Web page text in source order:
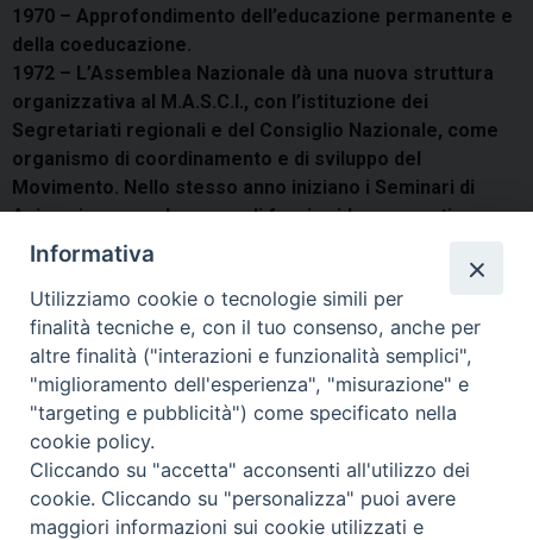
1970 – Approfondimento dell’educazione permanente e
della coeducazione.
1972 – L’Assemblea Nazionale dà una nuova struttura
organizzativa al M.A.S.C.I., con l’istituzione dei
Segretariati regionali e del Consiglio Nazionale, come
organismo di coordinamento e di sviluppo del
Movimento. Nello stesso anno iniziano i Seminari di
Animazione, con lo scopo di fornire idee e spunti
concreti per la vita delle comunità.
educazione permanente e di azione civica.
Negli anni ’80 vengono tenuti vari convegni sul servizio
e sull’importanza dell’impegno degli adulti scout nella
politica e si realizzano i primi convegni nazionali di
catechesi.
Gli anni ’90 sono caratterizzati da una riflessione sul
metodo e sulla vita comunitaria
condividi su
Informativa
Utilizziamo cookie o tecnologie simili per
finalità tecniche e, con il tuo consenso, anche per
altre finalità ("interazioni e funzionalità semplici",
"miglioramento dell'esperienza", "misurazione" e
"targeting e pubblicità") come specificato nella
cookie policy.
Cliccando su "accetta" acconsenti all'utilizzo dei
cookie. Cliccando su "personalizza" puoi avere
maggiori informazioni sui cookie utilizzati e